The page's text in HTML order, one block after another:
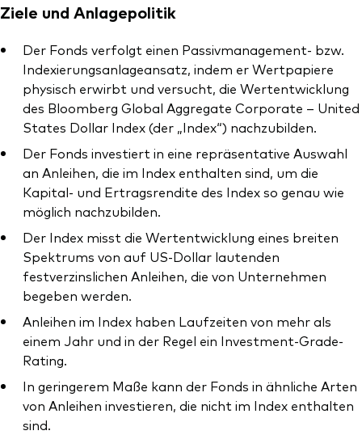
Ziele und Anlagepolitik
Der Fonds verfolgt einen Passivmanagement- bzw.
Indexierungsanlageansatz, indem er Wertpapiere
physisch erwirbt und versucht, die Wertentwicklung
des Bloomberg Global Aggregate Corporate – United
States Dollar Index (der „Index“) nachzubilden.
Der Fonds investiert in eine repräsentative Auswahl
an Anleihen, die im Index enthalten sind, um die
Kapital- und Ertragsrendite des Index so genau wie
möglich nachzubilden.
Der Index misst die Wertentwicklung eines breiten
Spektrums von auf US-Dollar lautenden
festverzinslichen Anleihen, die von Unternehmen
begeben werden.
Anleihen im Index haben Laufzeiten von mehr als
einem Jahr und in der Regel ein Investment-Grade-
Rating.
In geringerem Maße kann der Fonds in ähnliche Arten
von Anleihen investieren, die nicht im Index enthalten
sind.